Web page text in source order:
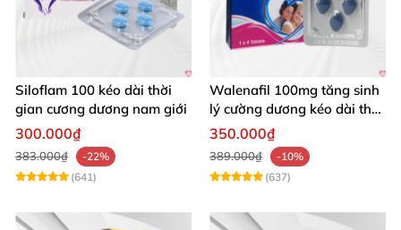
Siloflam 100 kéo dài thời
gian cương dương nam giới
300.000₫
383.000₫
-22%
(641)
Walenafil 100mg tăng sinh
lý cường dương kéo dài thời
gian
350.000₫
389.000₫
-10%
(637)